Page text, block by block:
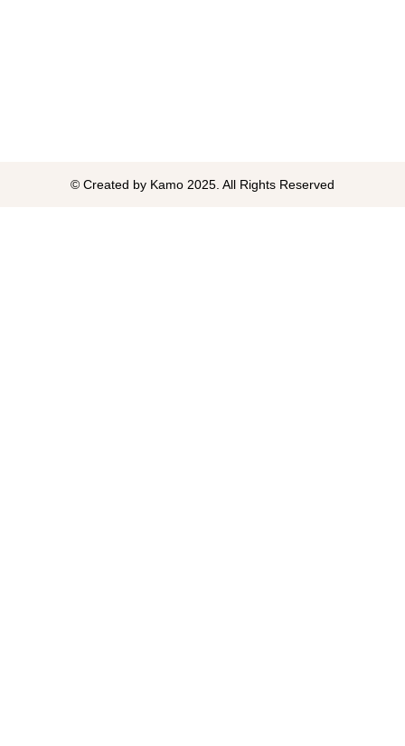
© Created by Kamo 2025. All Rights Reserved